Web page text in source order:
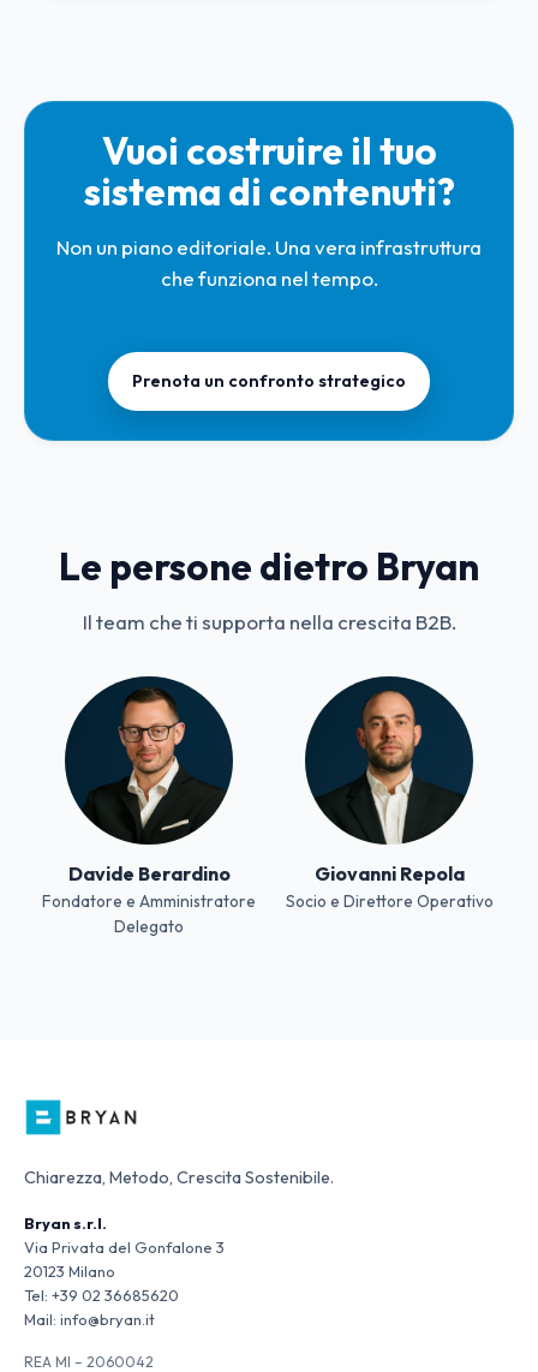
Vuoi costruire il tuo
sistema di contenuti?
Non un piano editoriale. Una vera infrastruttura
che funziona nel tempo.
Prenota un confronto strategico
Le persone dietro Bryan
Il team che ti supporta nella crescita B2B.
Davide Berardino
Fondatore e Amministratore
Delegato
Giovanni Repola
Socio e Direttore Operativo
Chiarezza, Metodo, Crescita Sostenibile.
Bryan s.r.l.
Via Privata del Gonfalone 3
20123 Milano
Tel: +39 02 36685620
Mail: info@bryan.it
REA MI – 2060042